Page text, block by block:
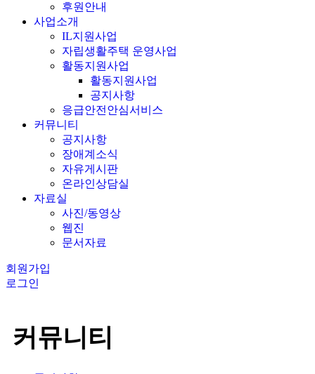
후원안내
사업소개
IL지원사업
자립생활주택 운영사업
활동지원사업
활동지원사업
공지사항
응급안전안심서비스
커뮤니티
공지사항
장애계소식
자유게시판
온라인상담실
자료실
사진/동영상
웹진
문서자료
회원가입
로그인
커뮤니티